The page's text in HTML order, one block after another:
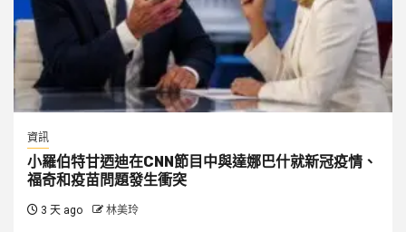
資訊
小羅伯特甘迺迪在CNN節目中與達娜巴什就新冠疫情、
福奇和疫苗問題發生衝突
3 天 ago 林美玲